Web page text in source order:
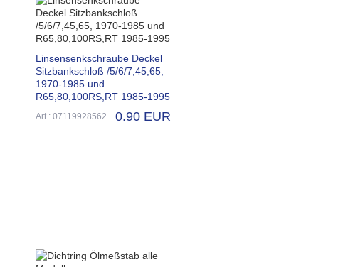
Linsensenkschraube Deckel
Sitzbankschloß /5/6/7,45,65,
1970-1985 und
R65,80,100RS,RT 1985-1995
Art.: 07119928562 0.90 EUR